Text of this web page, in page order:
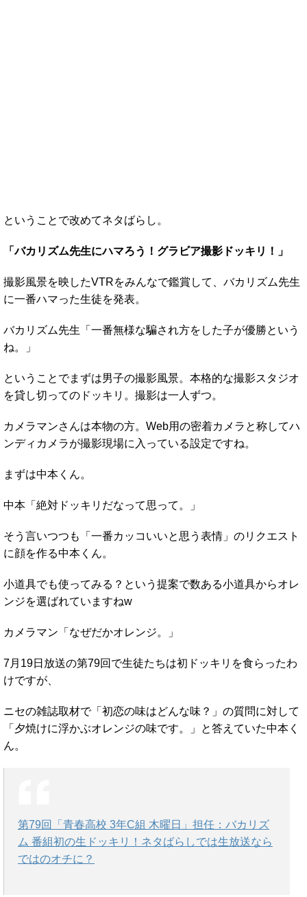
ということで改めてネタばらし。
「バカリズム先生にハマろう！グラビア撮影ドッキリ！」
撮影風景を映したVTRをみんなで鑑賞して、バカリズム先生
に一番ハマった生徒を発表。
バカリズム先生「一番無様な騙され方をした子が優勝という
ね。」
ということでまずは男子の撮影風景。本格的な撮影スタジオ
を貸し切ってのドッキリ。撮影は一人ずつ。
カメラマンさんは本物の方。Web用の密着カメラと称してハ
ンディカメラが撮影現場に入っている設定ですね。
まずは中本くん。
中本「絶対ドッキリだなって思って。」
そう言いつつも「一番カッコいいと思う表情」のリクエスト
に顔を作る中本くん。
小道具でも使ってみる？という提案で数ある小道具からオレ
ンジを選ばれていますねw
カメラマン「なぜだかオレンジ。」
7月19日放送の第79回で生徒たちは初ドッキリを食らったわ
けですが、
ニセの雑誌取材で「初恋の味はどんな味？」の質問に対して
「夕焼けに浮かぶオレンジの味です。」と答えていた中本く
ん。
第79回「青春高校 3年C組 木曜日」担任：バカリズ
ム 番組初の生ドッキリ！ネタばらしでは生放送なら
ではのオチに？